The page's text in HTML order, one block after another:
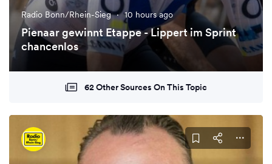
Radio Bonn/Rhein-Sieg · 10 hours ago
Pienaar gewinnt Etappe - Lippert im Sprint
chancenlos
62 Other Sources On This Topic